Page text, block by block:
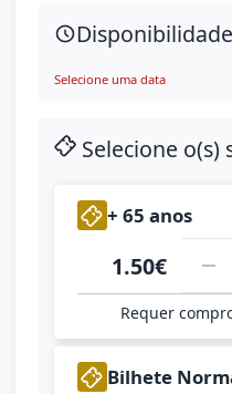
Disponibilidade
Selecione uma data
Selecione o(s)
+ 65 anos
1.50€
Requer
Bilhete